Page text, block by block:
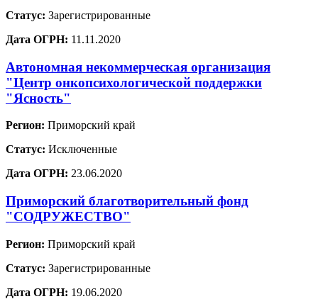
Статус: Зарегистрированные
Дата ОГРН: 11.11.2020
Автономная некоммерческая организация
"Центр онкопсихологической поддержки
"Ясность"
Регион: Приморский край
Статус: Исключенные
Дата ОГРН: 23.06.2020
Приморский благотворительный фонд
"СОДРУЖЕСТВО"
Регион: Приморский край
Статус: Зарегистрированные
Дата ОГРН: 19.06.2020